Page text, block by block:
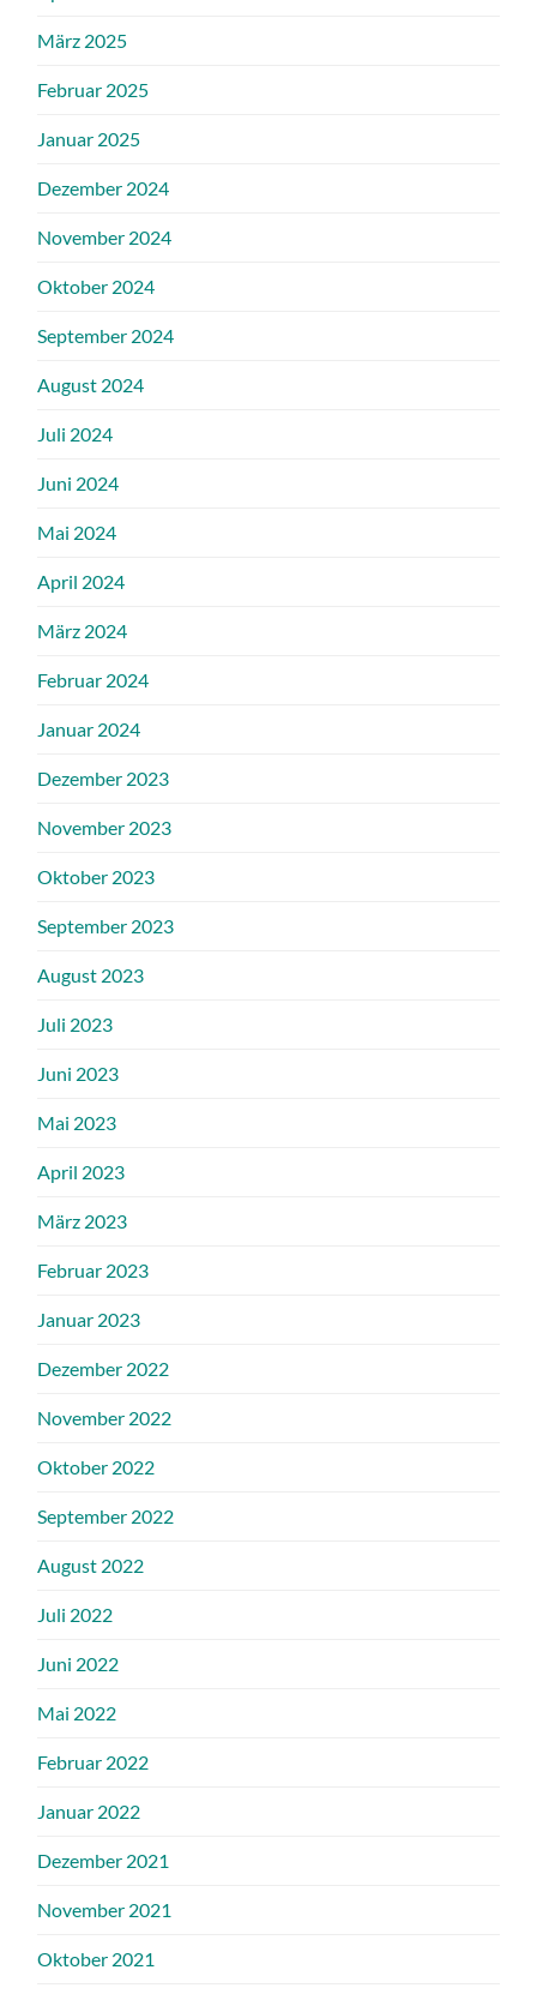
März 2025
Februar 2025
Januar 2025
Dezember 2024
November 2024
Oktober 2024
September 2024
August 2024
Juli 2024
Juni 2024
Mai 2024
April 2024
März 2024
Februar 2024
Januar 2024
Dezember 2023
November 2023
Oktober 2023
September 2023
August 2023
Juli 2023
Juni 2023
Mai 2023
April 2023
März 2023
Februar 2023
Januar 2023
Dezember 2022
November 2022
Oktober 2022
September 2022
August 2022
Juli 2022
Juni 2022
Mai 2022
Februar 2022
Januar 2022
Dezember 2021
November 2021
Oktober 2021